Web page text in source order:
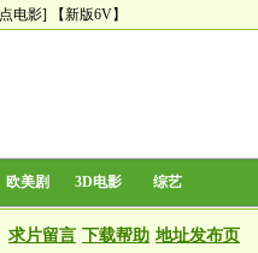
电影] 【新版6V】
欧美剧 3D电影 综艺
求片留言 下载帮助 地址发布页